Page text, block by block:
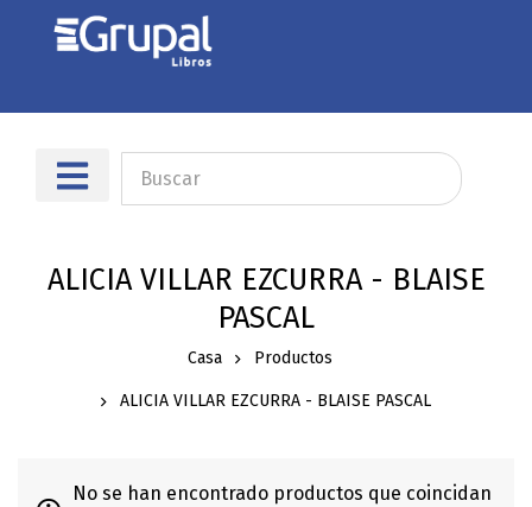
ALICIA VILLAR EZCURRA - BLAISE
PASCAL
Casa Productos
ALICIA VILLAR EZCURRA - BLAISE PASCAL
No se han encontrado productos que coincidan